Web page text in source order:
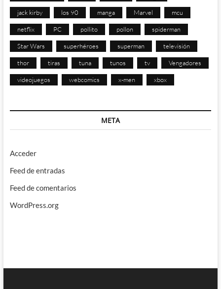
jack kirby los 90 manga Marvel mcu
netflix PC pollito pollon spiderman
Star Wars superhéroes superman televisión
thor tiras tuna tunos tv Vengadores
videojuegos webcomics x-men xbox
META
Acceder
Feed de entradas
Feed de comentarios
WordPress.org